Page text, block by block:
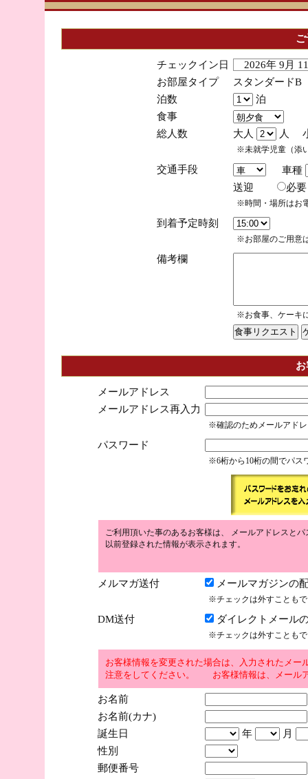
チェックイン日
2026年 9月
お部屋タイプ
スタンダードB
泊数
泊
食事
総人数
大人 人
※未就学児童（添
交通手段
車種
送迎
※時間・場所はお
到着予定時刻
※お部屋のご用意
備考欄
※お食事、ケーキ
メールアドレス
メールアドレス再入力
※確認のためメールアド
パスワード
※6桁から10桁の間でパス
ご利用頂いた事のあるお客様は、 メールアドレスと
以前登録された情報が表示されます。
メルマガ送付 メールマガジンの
※チェックは外すことも
DM送付 ダイレクトメール
※チェックは外すことも
お客様情報を変更された場合は、入力されたメ
注意をしてください。 お客様情報は、メール
お名前
お名前(カナ)
誕生日
年
月
性別
郵便番号